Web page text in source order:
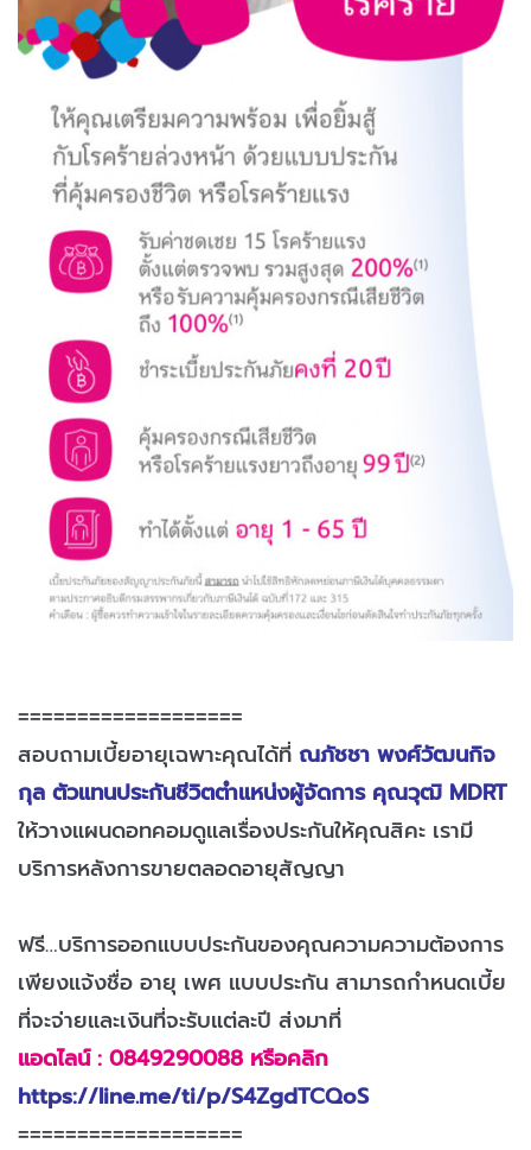
===================
สอบถามเบี้ยอายุเฉพาะคุณได้ที่ ณภัชชา พงศ์วัฒนกิจ
กุล ตัวแทนประกันชีวิตตำแหน่งผู้จัดการ คุณวุฒิ MDRT
ให้วางแผนดอทคอมดูแลเรื่องประกันให้คุณสิคะ เรามี
บริการหลังการขายตลอดอายุสัญญา
ฟรี…บริการออกแบบประกันของคุณความความต้องการ
เพียงแจ้งชื่อ อายุ เพศ แบบประกัน สามารถกำหนดเบี้ย
ที่จะจ่ายและเงินที่จะรับแต่ละปี ส่งมาที่
แอดไลน์ : 0849290088 หรือคลิก
https://line.me/ti/p/S4ZgdTCQoS
===================